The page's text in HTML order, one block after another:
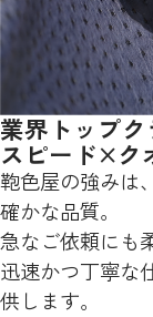
業界トップク
スピード×ク
鞄色屋の強みは
確かな品質。
急なご依頼にも
迅速かつ丁寧な
供します。